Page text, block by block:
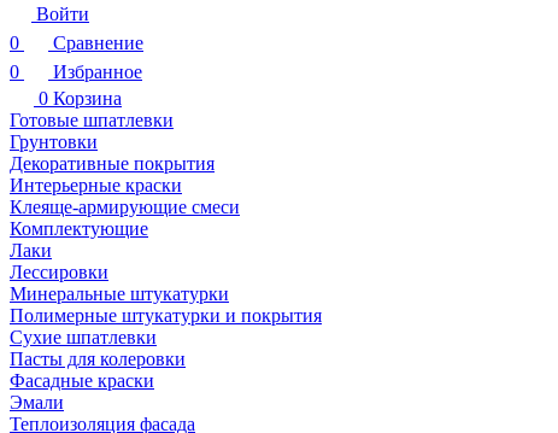
Войти
0
Сравнение
0
Избранное
0 Корзина
Готовые шпатлевки
Грунтовки
Декоративные покрытия
Интерьерные краски
Клеяще-армирующие смеси
Комплектующие
Лаки
Лессировки
Минеральные штукатурки
Полимерные штукатурки и покрытия
Сухие шпатлевки
Пасты для колеровки
Фасадные краски
Эмали
Теплоизоляция фасада